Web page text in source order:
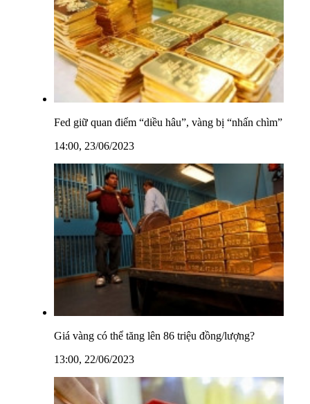
Fed giữ quan điểm “diều hâu”, vàng bị “nhấn chìm”
14:00, 23/06/2023
Giá vàng có thể tăng lên 86 triệu đồng/lượng?
13:00, 22/06/2023